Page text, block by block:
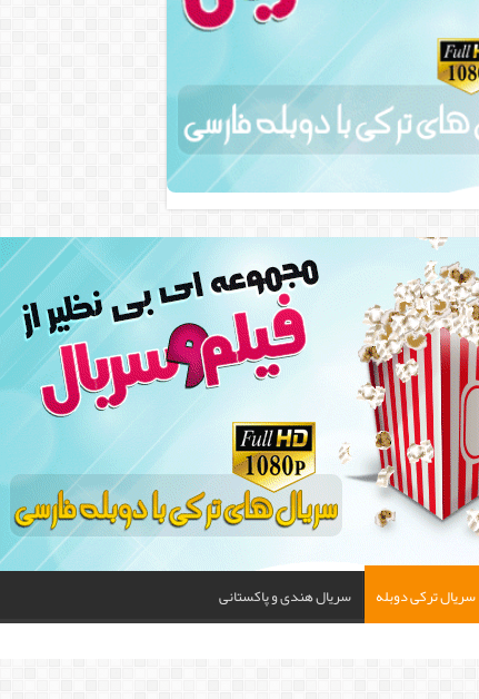
سریال ترکی دوبله سریال هندی و پاکستانی